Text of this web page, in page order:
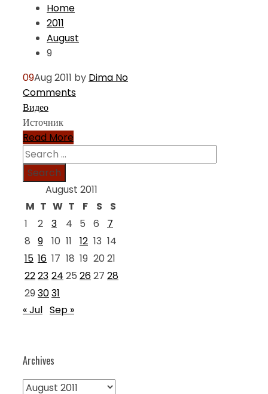
Home
2011
August
9
09Aug 2011 by Dima No
Comments
Видео
Источник
Read More
Search
for:
August 2011
M T W T F S
S
1
2 3 4 5 6
7
8 9 10 11 12 13 14
15 16 17 18 19 20 21
2223 24 25 2627 28
29 3031
« Jul Sep »
Archives
Archives